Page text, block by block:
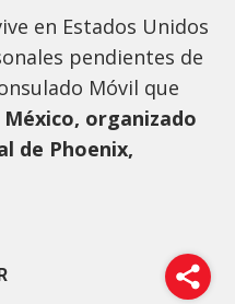
en Estados Unidos
pendientes de
Móvil que
organizado
de Phoenix,